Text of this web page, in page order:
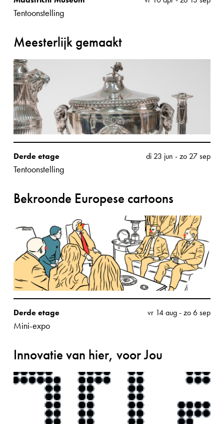
Tentoonstelling
Meesterlijk gemaakt
Derde etage
Tentoonstelling
di 23 jun -zo 27 sep
Bekroonde Europese cartoons
Derde etage
Mini-expo
vr 14 aug-zo 6 sep
Innovatie van hier, voor Jou